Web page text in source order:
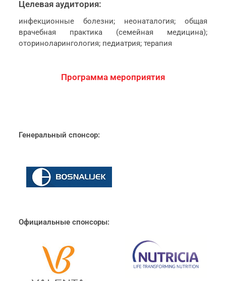
Целевая аудитория:
инфекционные болезни; неонаталогия; общая
врачебная практика (семейная медицина);
оториноларингология; педиатрия; терапия
Программа мероприятия
Генеральный спонсор:
Официальные спонсоры: